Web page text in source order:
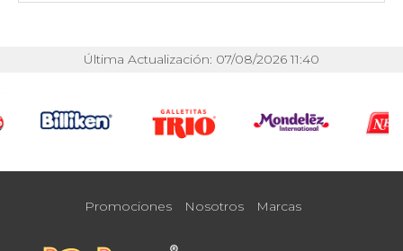
Última Actualización: 07/08/2026 11:40
Promociones Nosotros Marcas